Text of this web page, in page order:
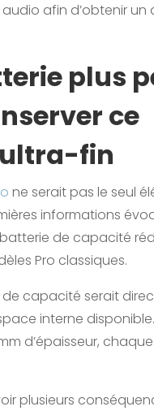
afin d’obtenir un
plus
ce
fin
ne serait pas le seul
informations
de capacité
Pro classiques.
capacité serait
interne
d’épaisseur,
plusieurs